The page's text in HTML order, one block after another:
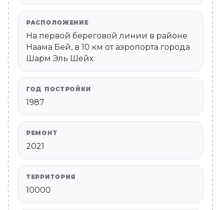
РАСПОЛОЖЕНИЕ
На первой береговой линии в районе
Наама Бей, в 10 км от аэропорта города
Шарм Эль Шейх.
ГОД ПОСТРОЙКИ
1987
РЕМОНТ
2021
ТЕРРИТОРИЯ
10000